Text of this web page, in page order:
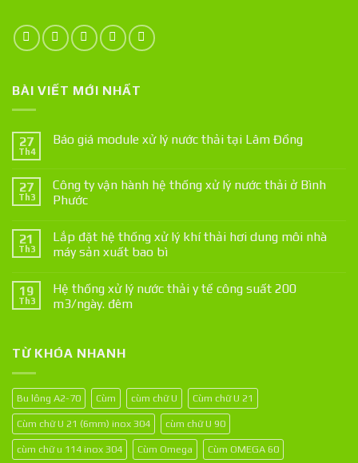
BÀI VIẾT MỚI NHẤT
27
Th4
Báo giá module xử lý nước thải tại Lâm Đồng
27
Th3
Công ty vận hành hệ thống xử lý nước thải ở Bình
Phước
21
Th3
Lắp đặt hệ thống xử lý khí thải hơi dung môi nhà
máy sản xuất bao bì
19
Th3
Hệ thống xử lý nước thải y tế công suất 200
m3/ngày. đêm
TỪ KHÓA NHANH
Bu lông A2-70 Cùm cùm chữ U Cùm chữ U 21
Cùm chữ U 21 (6mm) inox 304 cùm chữ U 90
cùm chữ u 114 inox 304 Cùm Omega Cùm OMEGA 60